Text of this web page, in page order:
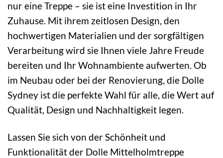
nur eine Treppe – sie ist eine Investition in Ihr
Zuhause. Mit ihrem zeitlosen Design, den
hochwertigen Materialien und der sorgfältigen
Verarbeitung wird sie Ihnen viele Jahre Freude
bereiten und Ihr Wohnambiente aufwerten. Ob
im Neubau oder bei der Renovierung, die Dolle
Sydney ist die perfekte Wahl für alle, die Wert auf
Qualität, Design und Nachhaltigkeit legen.
Lassen Sie sich von der Schönheit und
Funktionalität der Dolle Mittelholmtreppe